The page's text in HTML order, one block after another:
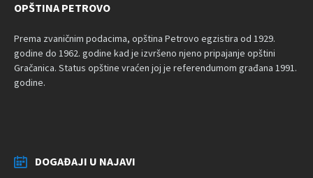
OPŠTINA PETROVO
Prema zvaničnim podacima, opština Petrovo egzistira od 1929.
godine do 1962. godine kad je izvršeno njeno pripajanje opštini
Gračanica. Status opštine vraćen joj je referendumom građana 1991.
godine.
DOGAĐAJI U NAJAVI